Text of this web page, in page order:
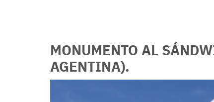
MONUMENTO AL
AGENTINA).